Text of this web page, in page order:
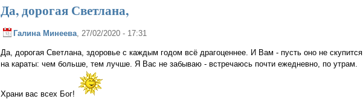
Да, дорогая Светлана,
Галина Минеева, 27/02/2020 - 17:31
Да, дорогая Светлана, здоровье с каждым годом всё драгоценнее. И Вам - пусть оно не скупится
на караты: чем больше, тем лучше. Я Вас не забываю - встречаюсь почти ежедневно, по утрам.
Храни вас всех Бог!